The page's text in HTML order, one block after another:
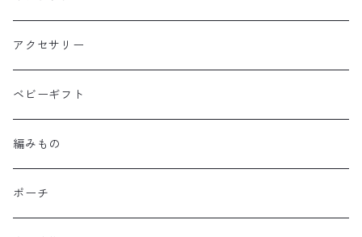
アクセサリー
ベビーギフト
編みもの
ポーチ